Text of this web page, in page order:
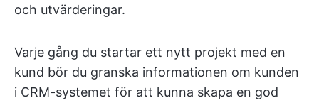
och utvärderingar.
Varje gång du startar ett nytt projekt med en
kund bör du granska informationen om kunden
i CRM-systemet för att kunna skapa en god